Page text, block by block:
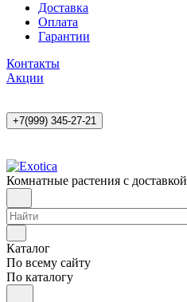
Доставка
Оплата
Гарантии
Контакты
Акции
+7(999) 345-27-21
Комнатные растения с
Каталог
По всему сайту
По каталогу